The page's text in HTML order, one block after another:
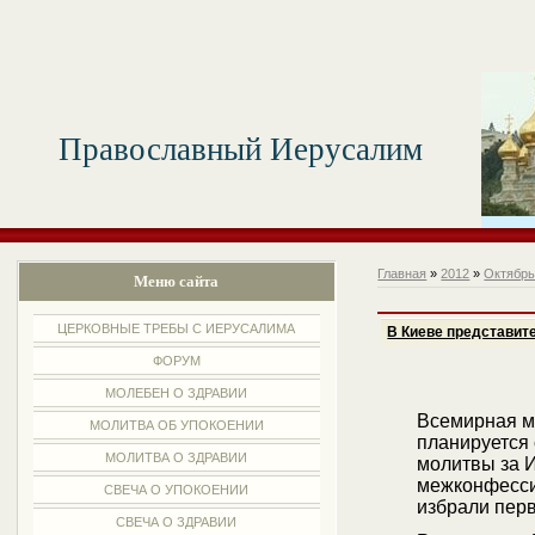
Православный Иерусалим
Меню сайта
ЦЕРКОВНЫЕ ТРЕБЫ С ИЕРУСАЛИМА
ФОРУМ
МОЛЕБЕН О ЗДРАВИИ
МОЛИТВА ОБ УПОКОЕНИИ
МОЛИТВА О ЗДРАВИИ
СВЕЧА О УПОКОЕНИИ
СВЕЧА О ЗДРАВИИ
Главная »2012 » Октябрь
В Киеве
Всемирная
молитвы за
избрали